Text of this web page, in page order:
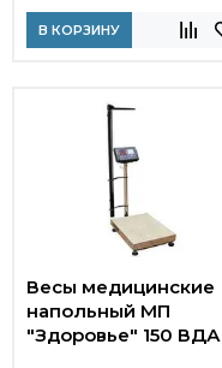
В КОРЗИНУ
Весы медицинские
напольный МП
"Здоровье" 150 ВДА